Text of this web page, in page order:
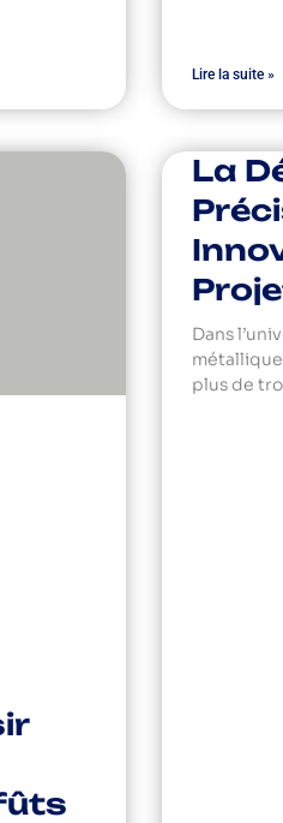
Lire la suite »
La
Dans
plus de